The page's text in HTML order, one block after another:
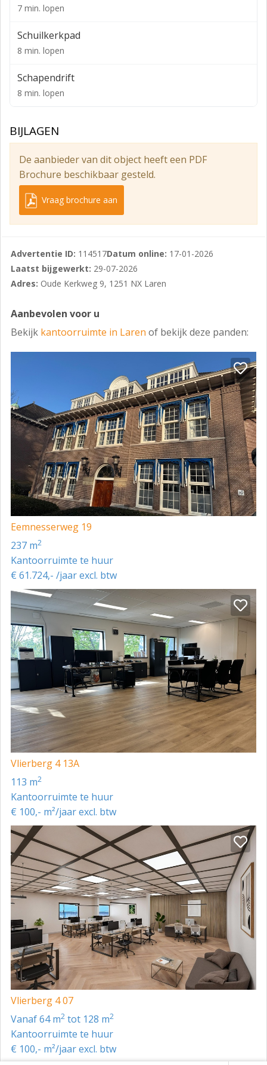
- representatieve entree- en ontvangstruimte;
- vloerbedekking;
- systeemplafond met verlichtingsarmaturen;
- kabelgoten;
- pantry voorzien van apparatuur;
De servicekosten hebben onder meer betrekking op
evenals glasbewassing aan de buitenzijde en
tuinonderhoud.
Op eigen terrein is in beperkte mate
parkeergelegenheid aanwezig.
7 min. lopen
Schuilkerkpad
8 min. lopen
Schapendrift
8 min. lopen
BIJLAGEN
De aanbieder van dit object heeft een PDF
Brochure beschikbaar gesteld.
Vraag brochure aan
Advertentie ID: 114517Datum online: 17-01-2026
Laatst bijgewerkt: 29-07-2026
Adres: Oude Kerkweg 9, 1251 NX Laren
Aanbevolen voor u
Bekijk kantoorruimte in Laren of bekijk deze panden:
Eemnesserweg 19
237 m2
Kantoorruimte te huur
€ 61.724,- /jaar excl. btw
Vlierberg 4 13A
113 m2
Kantoorruimte te huur
€ 100,- m²/jaar excl. btw
Vlierberg 4 07
vanaf 64 m2 tot 128 m2
Kantoorruimte te huur
€ 100,- m²/jaar excl. btw